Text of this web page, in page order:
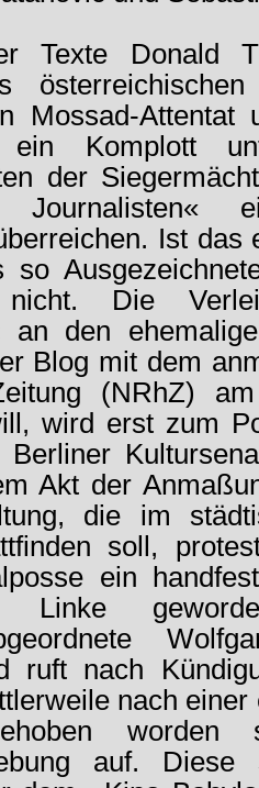
Texte Donald
Mossad-Attentat
Komplott
der
Journalisten«
Ist das
Die
an den
Blog mit dem
(NRhZ)
wird erst zum
Berliner
Akt der
die im
soll,
ein
Linke
ruft nach
nach
auf.